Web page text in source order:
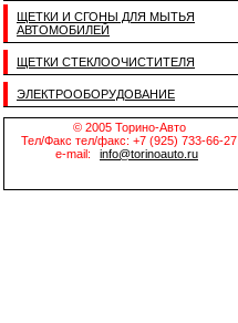
ЩЕТКИ И СГОНЫ ДЛЯ МЫТЬЯ
АВТОМОБИЛЕЙ
ЩЕТКИ СТЕКЛООЧИСТИТЕЛЯ
ЭЛЕКТРООБОРУДОВАНИЕ
© 2005 Торино-Авто
Тел/Факс тел/факс: +7 (925) 733-66-27
e-mail:
info@torinoauto.ru